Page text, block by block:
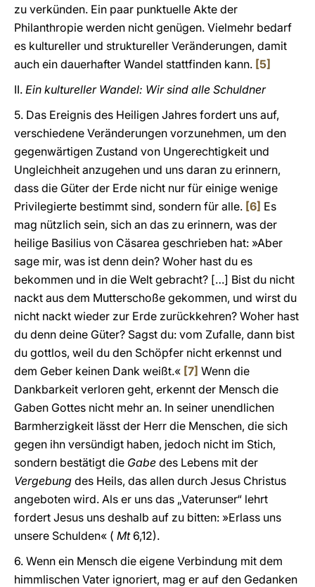
zu verkünden. Ein paar punktuelle Akte der
Philanthropie werden nicht genügen. Vielmehr bedarf
es kultureller und struktureller Veränderungen, damit
auch ein dauerhafter Wandel stattfinden kann. [5]
II. Ein kultureller Wandel: Wir sind alle Schuldner
5. Das Ereignis des Heiligen Jahres fordert uns auf,
verschiedene Veränderungen vorzunehmen, um den
gegenwärtigen Zustand von Ungerechtigkeit und
Ungleichheit anzugehen und uns daran zu erinnern,
dass die Güter der Erde nicht nur für einige wenige
Privilegierte bestimmt sind, sondern für alle. [6] Es
mag nützlich sein, sich an das zu erinnern, was der
heilige Basilius von Cäsarea geschrieben hat: »Aber
sage mir, was ist denn dein? Woher hast du es
bekommen und in die Welt gebracht? […] Bist du nicht
nackt aus dem Mutterschoße gekommen, und wirst du
nicht nackt wieder zur Erde zurückkehren? Woher hast
du denn deine Güter? Sagst du: vom Zufalle, dann bist
du gottlos, weil du den Schöpfer nicht erkennst und
dem Geber keinen Dank weißt.« [7] Wenn die
Dankbarkeit verloren geht, erkennt der Mensch die
Gaben Gottes nicht mehr an. In seiner unendlichen
Barmherzigkeit lässt der Herr die Menschen, die sich
gegen ihn versündigt haben, jedoch nicht im Stich,
sondern bestätigt die Gabe des Lebens mit der
Vergebung des Heils, das allen durch Jesus Christus
angeboten wird. Als er uns das „Vaterunser“ lehrt
fordert Jesus uns deshalb auf zu bitten: »Erlass uns
unsere Schulden« ( Mt6,12).
6. Wenn ein Mensch die eigene Verbindung mit dem
himmlischen Vater ignoriert, mag er auf den Gedanken